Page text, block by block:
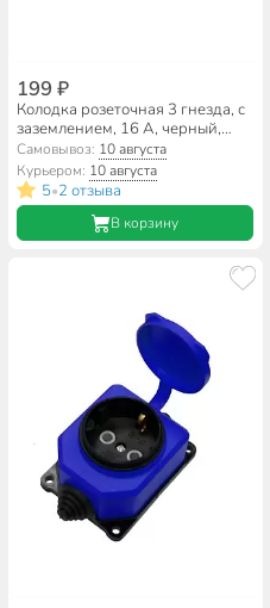
199 ₽
Колодка розеточная 3 гнезда, с
заземлением, 16 А, черный,
UNIVersal, 1307
Самовывоз: 10 августа
Курьером: 10 августа
5•2 отзыва
В корзину